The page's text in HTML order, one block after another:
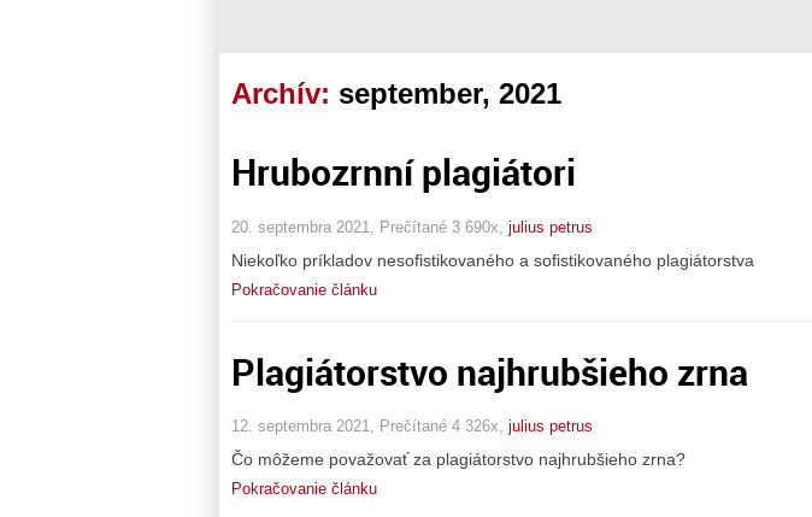
Archív: september, 2021
Hrubozrnní plagiátori
20. septembra 2021, Prečítané 3 690x, julius petrus
Niekoľko príkladov nesofistikovaného a sofistikovaného plagiátorstva
Pokračovanie článku
Plagiátorstvo najhrubšieho zrna
12. septembra 2021, Prečítané 4 326x, julius petrus
Čo môžeme považovať za plagiátorstvo najhrubšieho zrna?
Pokračovanie článku